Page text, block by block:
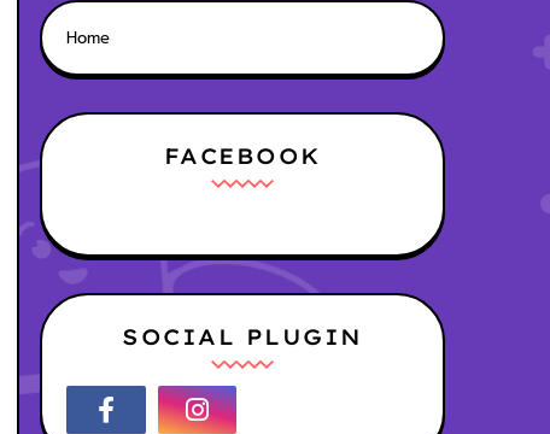
Home
FACEBOOK
SOCIAL PLUGIN